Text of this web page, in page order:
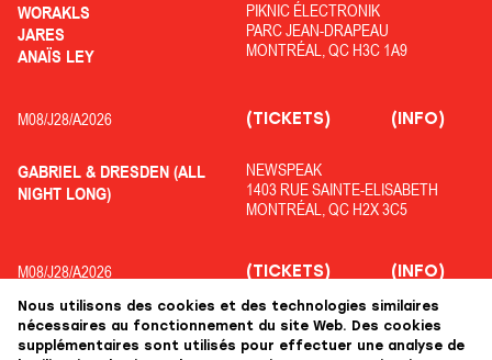
WORAKLS
JARES
ANAÏS LEY
PIKNIC ÉLECTRONIK
PARC JEAN-DRAPEAU
MONTRÉAL, QC H3C 1A9
M08/J28/A2026
GABRIEL & DRESDEN (ALL
NIGHT LONG)
NEWSPEAK
1403 RUE SAINTE-ELISABETH
MONTRÉAL, QC H2X 3C5
(TICKETS) (INFO)
M08/J28/A2026
ADRIATIQUE
COLYN
OFF PIKNIC
PARC JEAN-DRAPEAU
(TICKETS) (INFO)
Nous utilisons des cookies et des technologies similaires
nécessaires au fonctionnement du site Web. Des cookies
supplémentaires sont utilisés pour effectuer une analyse de